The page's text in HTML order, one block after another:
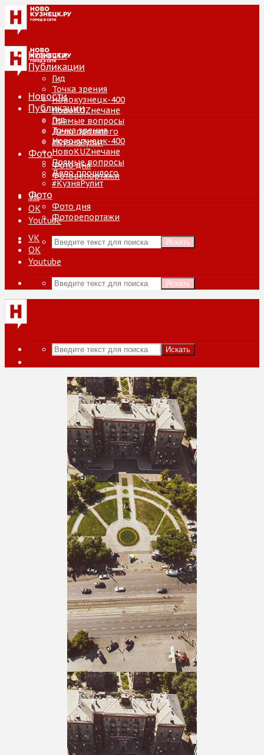
Новости
Публикации
Гид
Точка зрения
Новокузнецк-400
НовоKUZнечане
Прямые вопросы
Дело прошлого
#КузняРулит
Фото
Фото дня
Фоторепортажи
VK
ОК
Youtube
Искать
Новости
Публикации
Гид
Точка зрения
Новокузнецк-400
НовоKUZнечане
Прямые вопросы
Дело прошлого
#КузняРулит
Фото
Фото дня
Фоторепортажи
VK
ОК
Youtube
Искать
Искать